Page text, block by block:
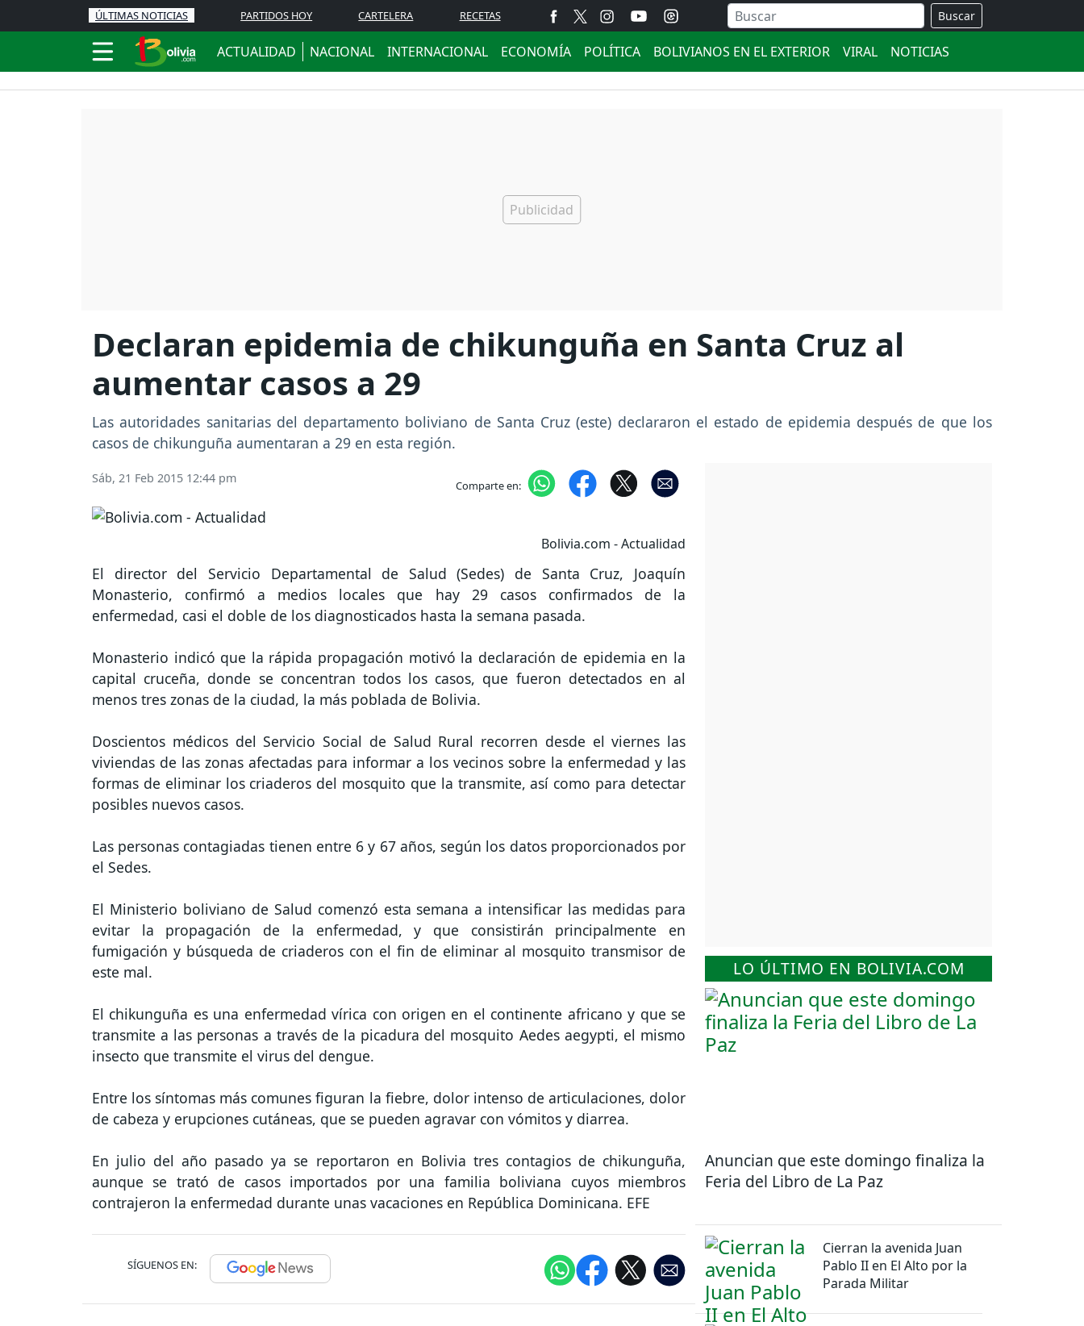
ÚLTIMAS NOTICIAS PARTIDOS HOY CARTELERA RECETAS Buscar
ACTUALIDAD NACIONAL INTERNACIONAL ECONOMÍA POLÍTICA BOLIVIANOS EN EL EXTERIOR VIRAL NOTICIAS
Declaran epidemia de chikunguña en Santa Cruz al
aumentar casos a 29
Las autoridades sanitarias del departamento boliviano de Santa Cruz (este) declararon el estado de epidemia después de que los
casos de chikunguña aumentaran a 29 en esta región.
Sáb, 21 Feb 2015 12:44 pm Comparte en:
Bolivia.com - Actualidad
El director del Servicio Departamental de Salud (Sedes) de Santa Cruz, Joaquín
Monasterio, confirmó a medios locales que hay 29 casos confirmados de la
enfermedad, casi el doble de los diagnosticados hasta la semana pasada.
Monasterio indicó que la rápida propagación motivó la declaración de epidemia en la
capital cruceña, donde se concentran todos los casos, que fueron detectados en al
menos tres zonas de la ciudad, la más poblada de Bolivia.
Doscientos médicos del Servicio Social de Salud Rural recorren desde el viernes las
viviendas de las zonas afectadas para informar a los vecinos sobre la enfermedad y las
formas de eliminar los criaderos del mosquito que la transmite, así como para detectar
posibles nuevos casos.
Las personas contagiadas tienen entre 6 y 67 años, según los datos proporcionados por
el Sedes.
El Ministerio boliviano de Salud comenzó esta semana a intensificar las medidas para
evitar la propagación de la enfermedad, y que consistirán principalmente en
fumigación y búsqueda de criaderos con el fin de eliminar al mosquito transmisor de
este mal.
El chikunguña es una enfermedad vírica con origen en el continente africano y que se
transmite a las personas a través de la picadura del mosquito Aedes aegypti, el mismo
insecto que transmite el virus del dengue.
Entre los síntomas más comunes figuran la fiebre, dolor intenso de articulaciones, dolor
de cabeza y erupciones cutáneas, que se pueden agravar con vómitos y diarrea.
En julio del año pasado ya se reportaron en Bolivia tres contagios de chikunguña,
aunque se trató de casos importados por una familia boliviana cuyos miembros
contrajeron la enfermedad durante unas vacaciones en República Dominicana. EFE
SÍGUENOS EN:
LO ÚLTIMO EN BOLIVIA.COM
Anuncian que este domingo finaliza la
Feria del Libro de La Paz
Cierran la avenida Juan
Pablo II en El Alto por la
Parada Militar